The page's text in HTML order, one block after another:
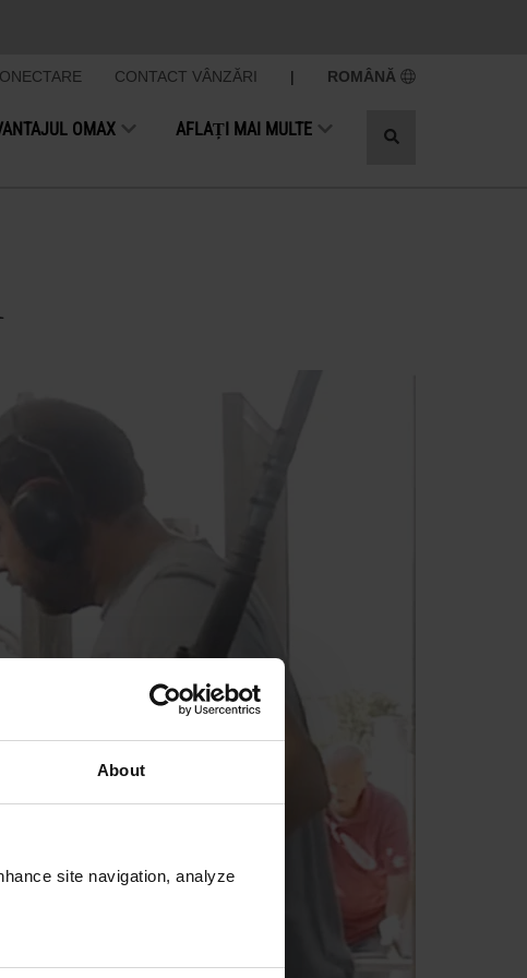
About
site navigation, analyze
CONTACT VÂNZĂRI | ROMÂNĂ
OMAX AFLAȚI MAI MULTE
Toggle